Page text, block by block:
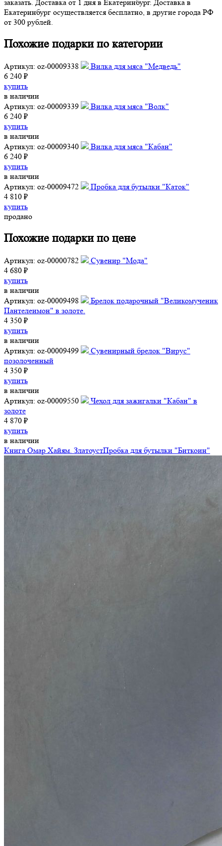
заказать. Доставка от 1 дня в Екатеринбург. Доставка в
Екатеринбург осуществляется бесплатно, в другие города РФ
от 300 рублей.
Похожие подарки по категории
Артикул: oz-00009338
Вилка для мяса "Медведь"
6 240 ₽
купить
в наличии
Артикул: oz-00009339
Вилка для мяса "Волк"
6 240 ₽
купить
в наличии
Артикул: oz-00009340
Вилка для мяса "Кабан"
6 240 ₽
купить
в наличии
Артикул: oz-00009472
Пробка для бутылки "Каток"
4 810 ₽
купить
продано
Похожие подарки по цене
Артикул: oz-00000782
Сувенир "Мода"
4 680 ₽
купить
в наличии
Артикул: oz-00009498
Брелок подарочный "Великомученик
Пантелеимон" в золоте.
4 350 ₽
купить
в наличии
Артикул: oz-00009499
Сувенирный брелок "Вирус"
позолоченный
4 350 ₽
купить
в наличии
Артикул: oz-00009550
Чехол для зажигалки "Кабан" в
золоте
4 870 ₽
купить
в наличии
Книга Омар Хайям. ЗлатоустПробка для бутылки "Биткоин"